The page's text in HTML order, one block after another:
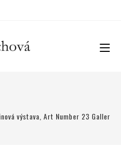
výstava, Art Number 23 Gallery